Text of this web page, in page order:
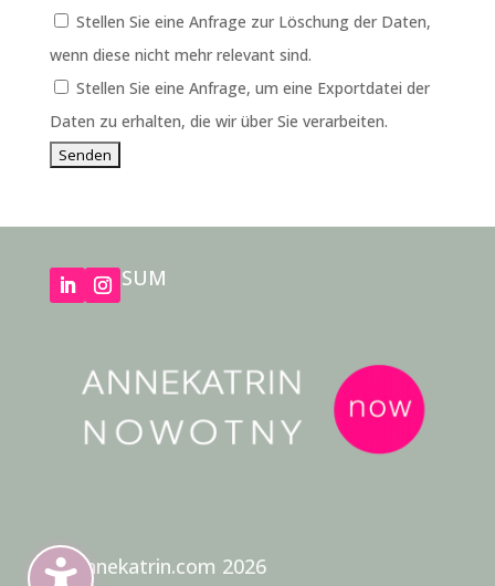
Stellen Sie eine Anfrage zur Löschung der Daten,
wenn diese nicht mehr relevant sind.
Stellen Sie eine Anfrage, um eine Exportdatei der
Daten zu erhalten, die wir über Sie verarbeiten.
IMPRESSUM
DSGVO
© Annekatrin.com 2026